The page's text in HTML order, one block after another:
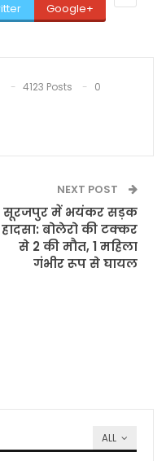
Google+
4123 Posts
0
NEXT POST
सूरजपुर में भयंकर सड़क
हादसा: बोलेरो की टक्कर
से 2 की मौत, 1 महिला
गंभीर रूप से घायल
ALL